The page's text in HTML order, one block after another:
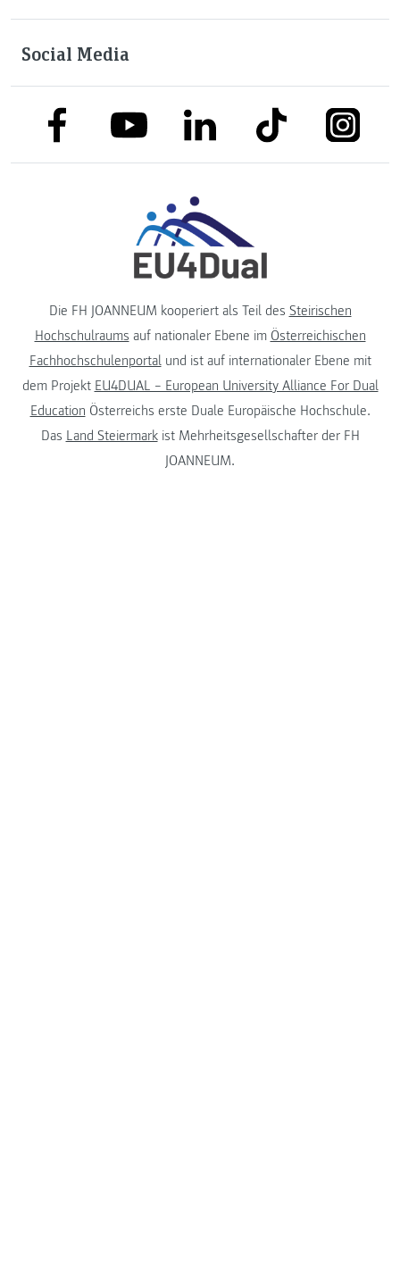
Social Media
link to facebooklink to youtubelink to linkedinlink to tiktok link to
Die FH JOANNEUM kooperiert als Teil des Steirischen
Hochschulraums auf nationaler Ebene im Österreichischen
Fachhochschulenportalund ist auf internationaler Ebene mit
dem Projekt EU4DUAL – European University Alliance For Dual
Education Österreichs erste Duale Europäische Hochschule.
Das Land Steiermarkist Mehrheitsgesellschafter der FH
JOANNEUM.